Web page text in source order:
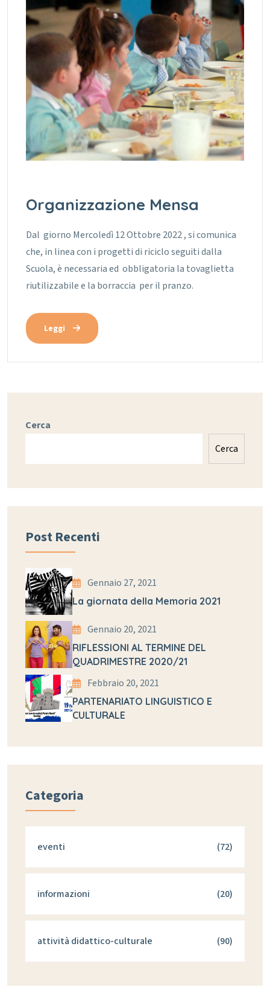
Organizzazione Mensa
Dal giorno Mercoledì 12 Ottobre 2022 , si comunica
che, in linea con i progetti di riciclo seguiti dalla
Scuola, è necessaria ed obbligatoria la tovaglietta
riutilizzabile e la borraccia per il pranzo.
Leggi
Cerca
Cerca
Post Recenti
Gennaio 27, 2021
La giornata della Memoria 2021
Gennaio 20, 2021
RIFLESSIONI AL TERMINE DEL
QUADRIMESTRE 2020/21
Febbraio 20, 2021
PARTENARIATO LINGUISTICO E
CULTURALE
Categoria
eventi (72)
informazioni (20)
attività didattico-culturale (90)